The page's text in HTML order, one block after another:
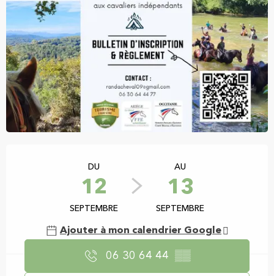
DU
12
SEPTEMBRE
AU
13
SEPTEMBRE
Ajouter à mon calendrier Google
06 30 64 44 ▒▒